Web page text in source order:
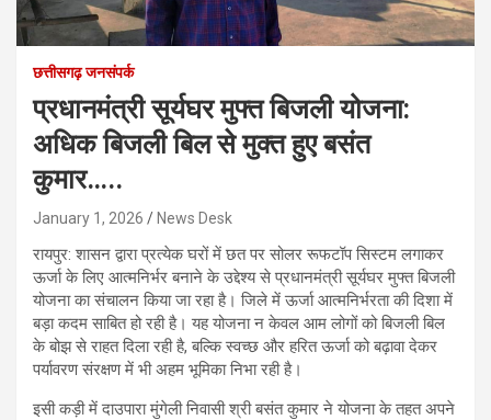
छत्तीसगढ़ जनसंपर्क
प्रधानमंत्री सूर्यघर मुफ्त बिजली योजना:
अधिक बिजली बिल से मुक्त हुए बसंत
कुमार…..
January 1, 2026 News Desk
रायपुर: शासन द्वारा प्रत्येक घरों में छत पर सोलर रूफटॉप सिस्टम लगाकर
ऊर्जा के लिए आत्मनिर्भर बनाने के उद्देश्य से प्रधानमंत्री सूर्यघर मुफ्त बिजली
योजना का संचालन किया जा रहा है। जिले में ऊर्जा आत्मनिर्भरता की दिशा में
बड़ा कदम साबित हो रही है। यह योजना न केवल आम लोगों को बिजली बिल
के बोझ से राहत दिला रही है, बल्कि स्वच्छ और हरित ऊर्जा को बढ़ावा देकर
पर्यावरण संरक्षण में भी अहम भूमिका निभा रही है।
इसी कड़ी में दाउपारा मुंगेली निवासी श्री बसंत कुमार ने योजना के तहत अपने